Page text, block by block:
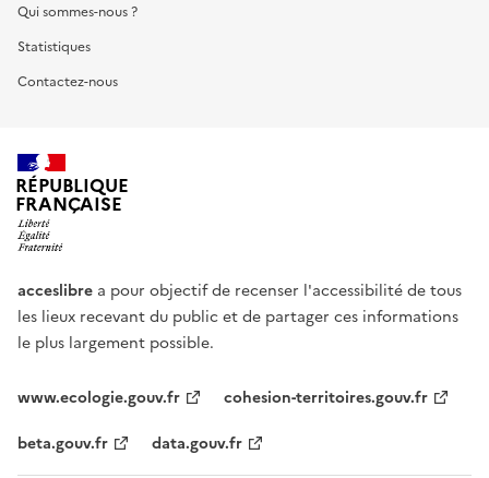
Qui sommes-nous ?
Statistiques
Contactez-nous
RÉPUBLIQUE
FRANÇAISE
acceslibre a pour objectif de recenser l'accessibilité de tous
les lieux recevant du public et de partager ces informations
le plus largement possible.
www.ecologie.gouv.fr
cohesion-territoires.gouv.fr
beta.gouv.fr
data.gouv.fr